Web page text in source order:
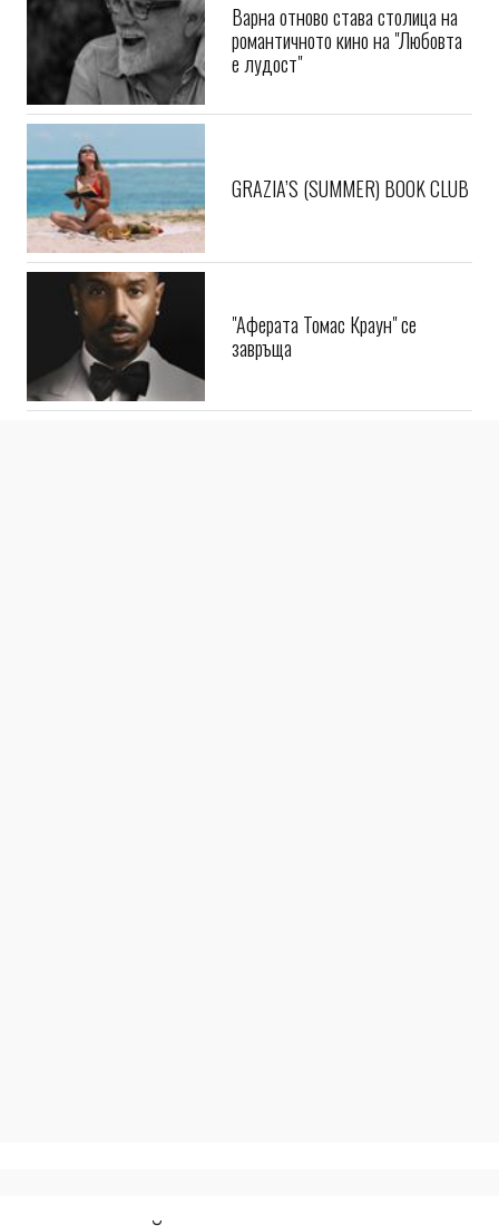
Варна отново става столица на
романтичното кино на "Любовта
е лудост"
GRAZIA’S (SUMMER) BOOK CLUB
"Аферата Томас Краун" се
завръща